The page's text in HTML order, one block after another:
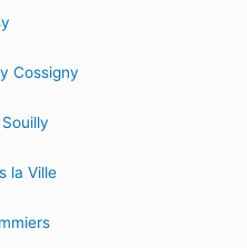
Cossigny
la Ville